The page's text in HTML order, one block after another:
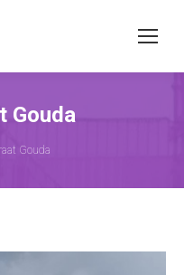
Gouda
Gouda